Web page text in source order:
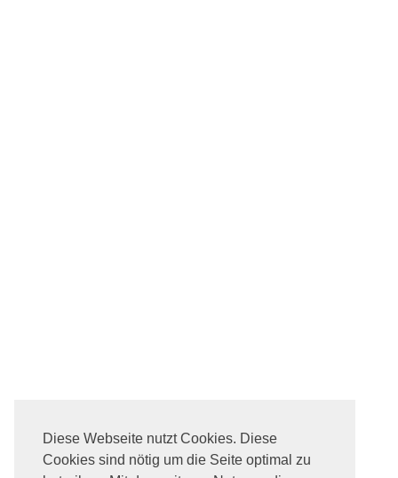
Diese Webseite nutzt Cookies. Diese
Cookies sind nötig um die Seite optimal zu